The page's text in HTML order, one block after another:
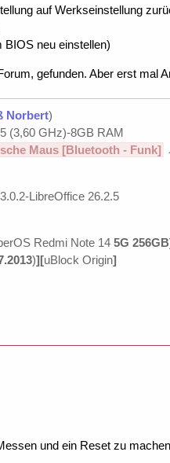
auf Werkseinstellung
neu einstellen)
gefunden. Aber erst mal
Norbert)
(3,60 GHz)-8GB RAM
Maus [Bluetooth - Funk]
LibreOffice 26.2.5
Redmi Note 14 5G
)][uBlock Origin]
und ein Reset zu